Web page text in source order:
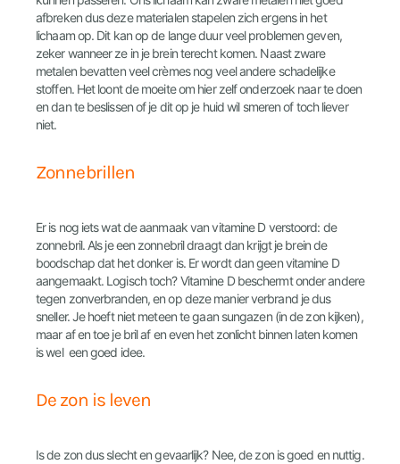
afbreken dus deze materialen stapelen zich ergens in het
lichaam op. Dit kan op de lange duur veel problemen geven,
zeker wanneer ze in je brein terecht komen. Naast zware
metalen bevatten veel crèmes nog veel andere schadelijke
stoffen. Het loont de moeite om hier zelf onderzoek naar te doen
en dan te beslissen of je dit op je huid wil smeren of toch liever
niet.
Zonnebrillen
Er is nog iets wat de aanmaak van vitamine D verstoord: de
zonnebril. Als je een zonnebril draagt dan krijgt je brein de
boodschap dat het donker is. Er wordt dan geen vitamine D
aangemaakt. Logisch toch? Vitamine D beschermt onder andere
tegen zonverbranden, en op deze manier verbrand je dus
sneller. Je hoeft niet meteen te gaan sungazen (in de zon kijken),
maar af en toe je bril af en even het zonlicht binnen laten komen
is wel een goed idee.
De zon is leven
Is de zon dus slecht en gevaarlijk? Nee, de zon is goed en nuttig.